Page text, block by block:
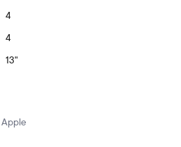
4
4
13"
Apple